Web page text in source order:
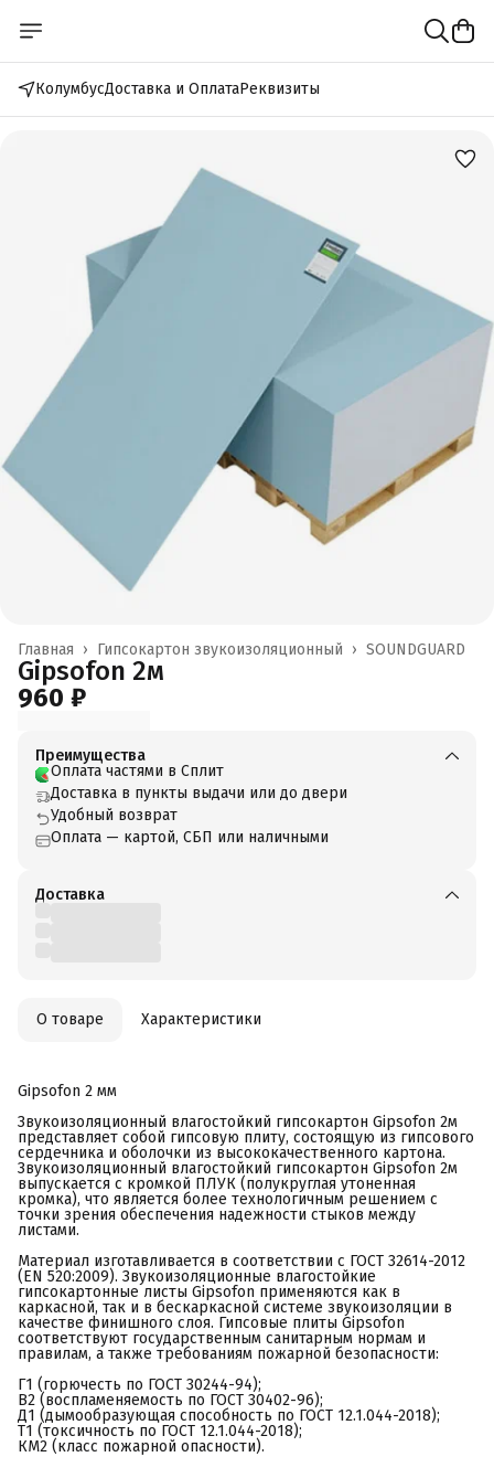
КолумбусДоставка и ОплатаРеквизиты
SOUNDGUARD
Гипсокартон звукоизоляционный ›
Главная ›
Gipsofon 2м
960 ₽
Преимущества
Оплата частями в Сплит
Доставка в пункты выдачи или до двери
Удобный возврат
Оплата — картой, СБП или наличными
Доставка
О товаре Характеристики
Gipsofon 2 мм
Звукоизоляционный влагостойкий гипсокартон Gipsofon 2м
представляет собой гипсовую плиту, состоящую из гипсового
сердечника и оболочки из высококачественного картона.
Звукоизоляционный влагостойкий гипсокартон Gipsofon 2м
выпускается с кромкой ПЛУК (полукруглая утоненная
кромка), что является более технологичным решением с
точки зрения обеспечения надежности стыков между
листами.
Материал изготавливается в соответствии с ГОСТ 32614-2012
(EN 520:2009). Звукоизоляционные влагостойкие
гипсокартонные листы Gipsofon применяются как в
каркасной, так и в бескаркасной системе звукоизоляции в
качестве финишного слоя. Гипсовые плиты Gipsofon
соответствуют государственным санитарным нормам и
правилам, а также требованиям пожарной безопасности:
Г1 (горючесть по ГОСТ 30244-94);
В2 (воспламеняемость по ГОСТ 30402-96);
Д1 (дымообразующая способность по ГОСТ 12.1.044-2018);
Т1 (токсичность по ГОСТ 12.1.044-2018);
КМ2 (класс пожарной опасности).